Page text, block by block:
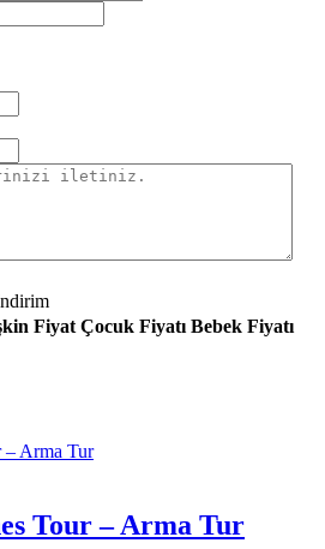
Fiyat Çocuk Fiyatı Bebek Fiyatı
Tour – Arma Tur